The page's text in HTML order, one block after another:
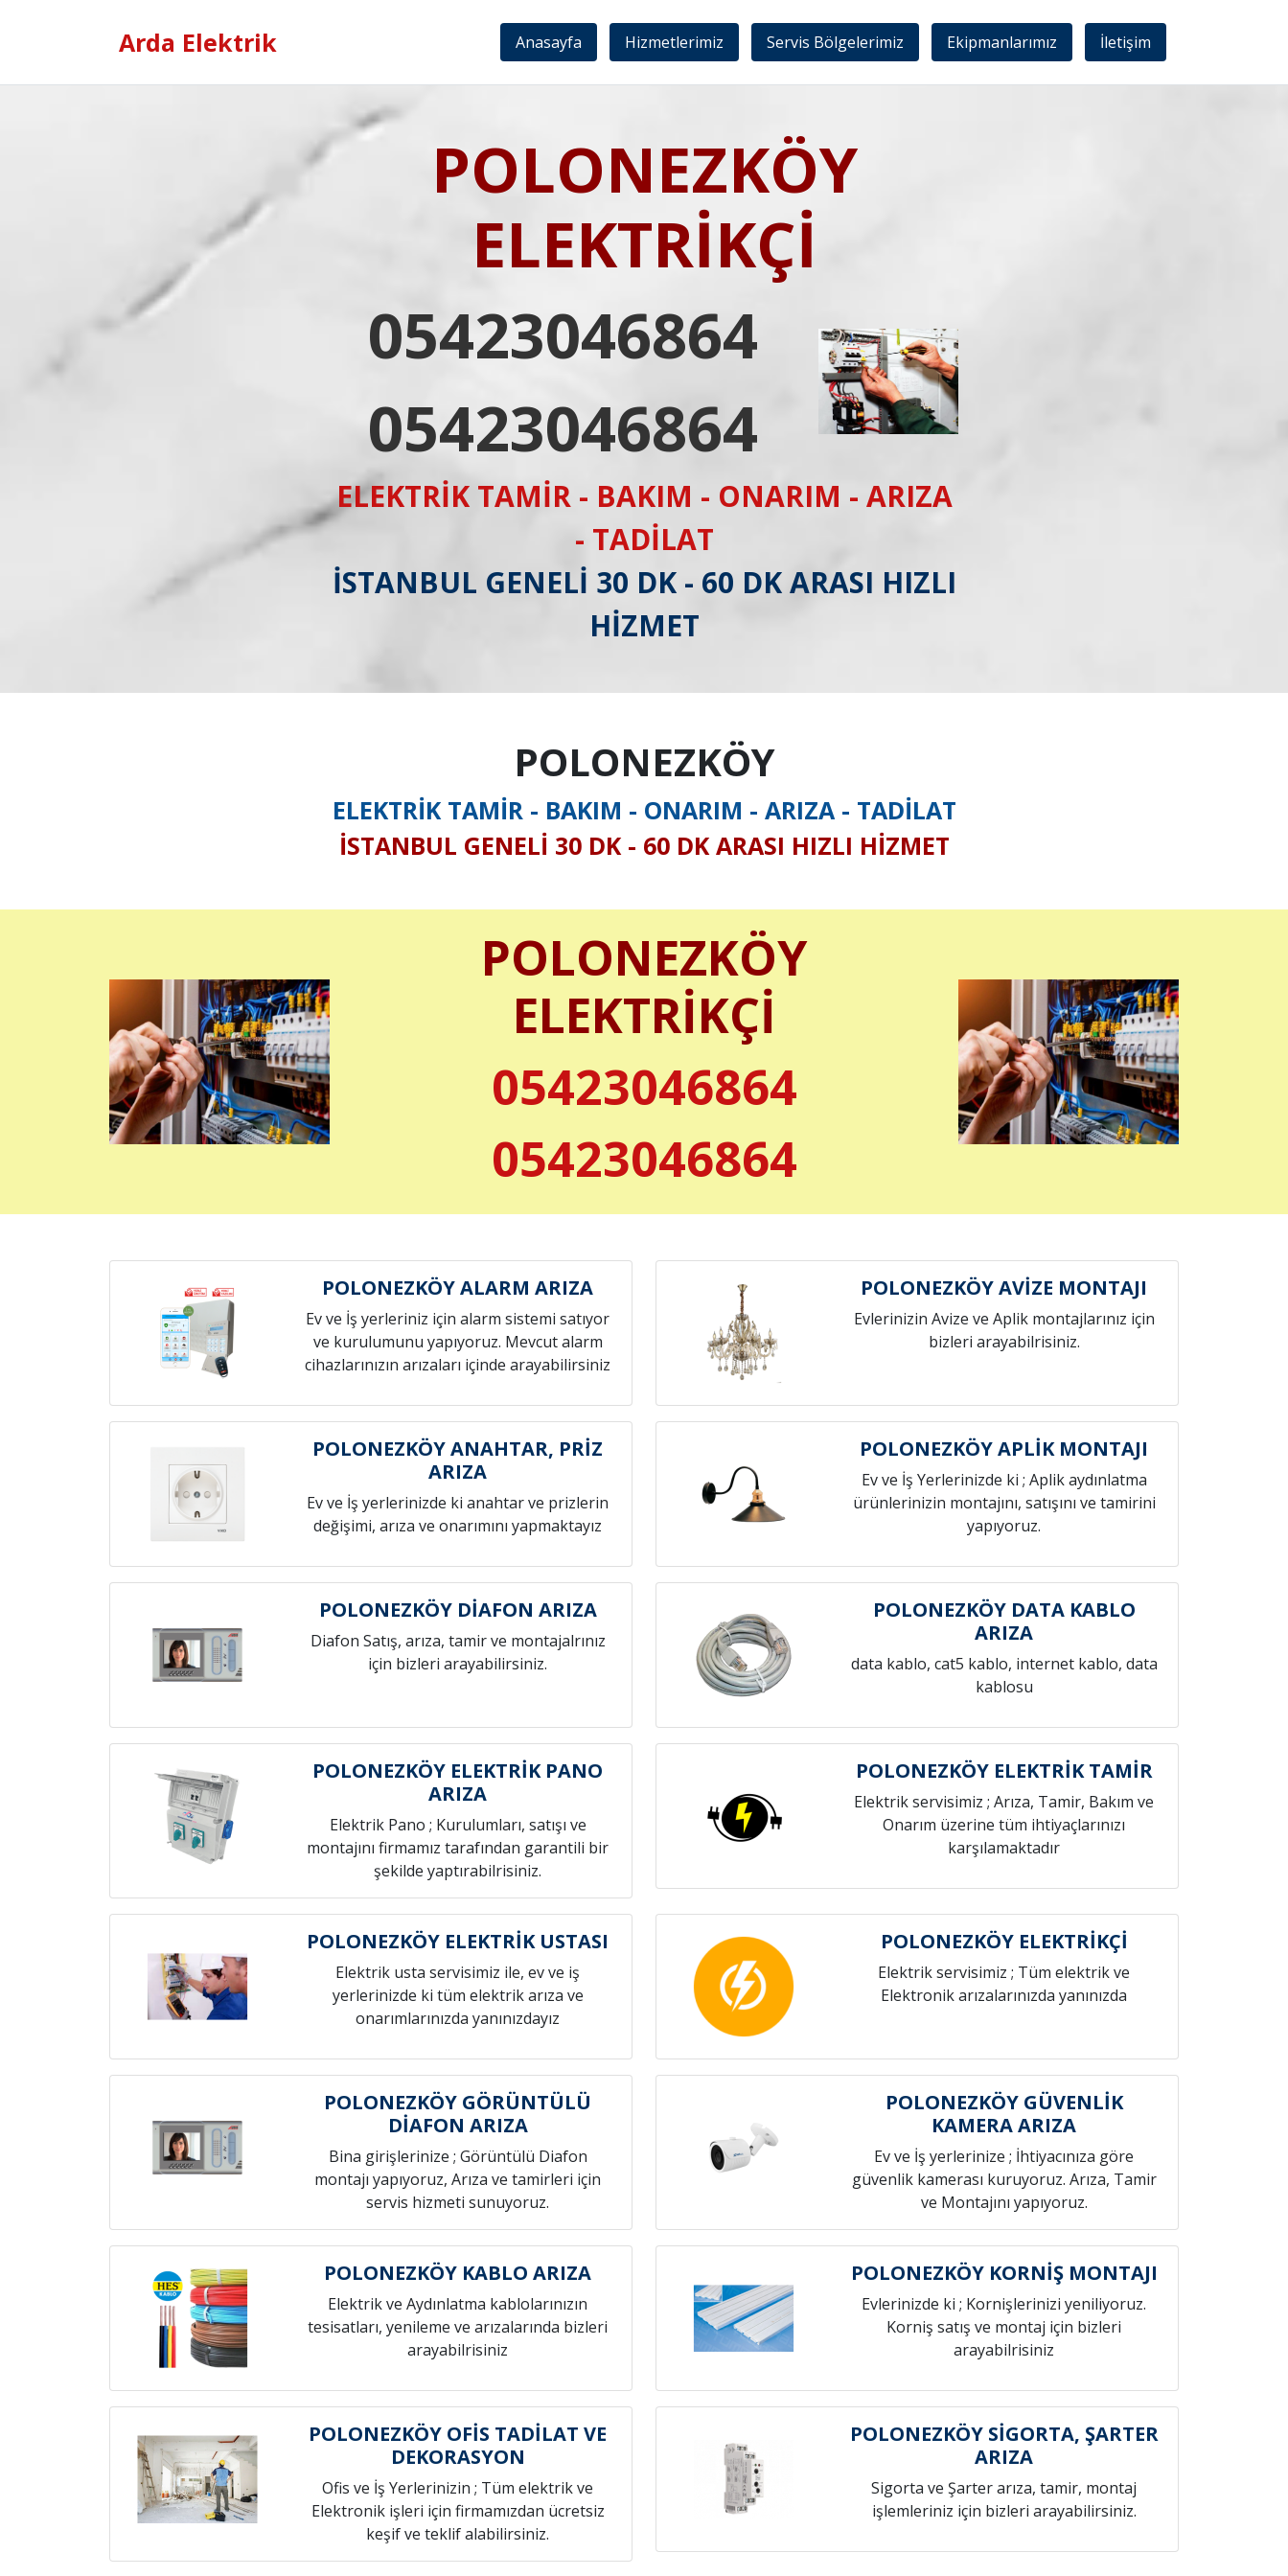
Arda Elektrik Anasayfa Hizmetlerimiz Servis Bölgelerimiz Ekipmanlarımız İletişim
POLONEZKÖY
ELEKTRİKÇİ
05423046864
05423046864
ELEKTRİK TAMİR - BAKIM - ONARIM - ARIZA
- TADİLAT
İSTANBUL GENELİ 30 DK - 60 DK ARASI HIZLI
HİZMET
POLONEZKÖY
ELEKTRİK TAMİR - BAKIM - ONARIM - ARIZA - TADİLAT
İSTANBUL GENELİ 30 DK - 60 DK ARASI HIZLI HİZMET
POLONEZKÖY
ELEKTRİKÇİ
05423046864
05423046864
POLONEZKÖY ALARM ARIZA
Ev ve İş yerleriniz için alarm sistemi satıyor
ve kurulumunu yapıyoruz. Mevcut alarm
cihazlarınızın arızaları içinde arayabilirsiniz
POLONEZKÖY AVİZE MONTAJI
Evlerinizin Avize ve Aplik montajlarınız için
bizleri arayabilrisiniz.
POLONEZKÖY ANAHTAR, PRİZ
ARIZA
Ev ve İş yerlerinizde ki anahtar ve prizlerin
değişimi, arıza ve onarımını yapmaktayız
POLONEZKÖY APLİK MONTAJI
Ev ve İş Yerlerinizde ki ; Aplik aydınlatma
ürünlerinizin montajını, satışını ve tamirini
yapıyoruz.
POLONEZKÖY DİAFON ARIZA
Diafon Satış, arıza, tamir ve montajalrınız
için bizleri arayabilirsiniz.
POLONEZKÖY DATA KABLO
ARIZA
data kablo, cat5 kablo, internet kablo, data
kablosu
POLONEZKÖY ELEKTRİK PANO
ARIZA
Elektrik Pano ; Kurulumları, satışı ve
montajını firmamız tarafından garantili bir
şekilde yaptırabilrisiniz.
POLONEZKÖY ELEKTRİK TAMİR
Elektrik servisimiz ; Arıza, Tamir, Bakım ve
Onarım üzerine tüm ihtiyaçlarınızı
karşılamaktadır
POLONEZKÖY ELEKTRİK USTASI
Elektrik usta servisimiz ile, ev ve iş
yerlerinizde ki tüm elektrik arıza ve
onarımlarınızda yanınızdayız
POLONEZKÖY ELEKTRİKÇİ
Elektrik servisimiz ; Tüm elektrik ve
Elektronik arızalarınızda yanınızda
POLONEZKÖY GÖRÜNTÜLÜ
DİAFON ARIZA
Bina girişlerinize ; Görüntülü Diafon
montajı yapıyoruz, Arıza ve tamirleri için
servis hizmeti sunuyoruz.
POLONEZKÖY GÜVENLİK
KAMERA ARIZA
Ev ve İş yerlerinize ; İhtiyacınıza göre
güvenlik kamerası kuruyoruz. Arıza, Tamir
ve Montajını yapıyoruz.
POLONEZKÖY KABLO ARIZA
Elektrik ve Aydınlatma kablolarınızın
tesisatları, yenileme ve arızalarında bizleri
arayabilrisiniz
POLONEZKÖY KORNİŞ MONTAJI
Evlerinizde ki ; Kornişlerinizi yeniliyoruz.
Korniş satış ve montaj için bizleri
arayabilrisiniz
POLONEZKÖY OFİS TADİLAT VE
DEKORASYON
Ofis ve İş Yerlerinizin ; Tüm elektrik ve
Elektronik işleri için firmamızdan ücretsiz
keşif ve teklif alabilirsiniz.
POLONEZKÖY SİGORTA, ŞARTER
ARIZA
Sigorta ve Şarter arıza, tamir, montaj
işlemleriniz için bizleri arayabilirsiniz.